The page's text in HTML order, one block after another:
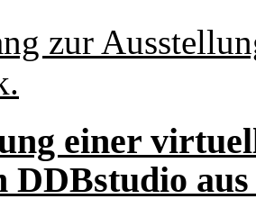
zur
einer
DDBstudio